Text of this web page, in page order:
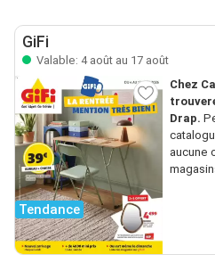
GiFi
Valable: 4 août au 17 août
Tendance
Chez
Drap.
aucune